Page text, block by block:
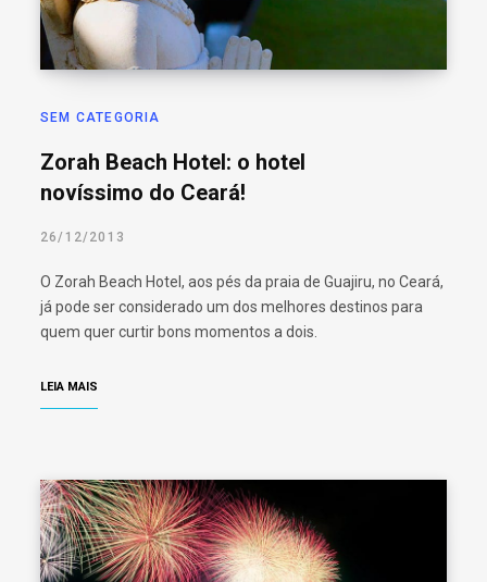
SEM CATEGORIA
Zorah Beach Hotel: o hotel
novíssimo do Ceará!
26/12/2013
O Zorah Beach Hotel, aos pés da praia de Guajiru, no Ceará,
já pode ser considerado um dos melhores destinos para
quem quer curtir bons momentos a dois.
LEIA MAIS